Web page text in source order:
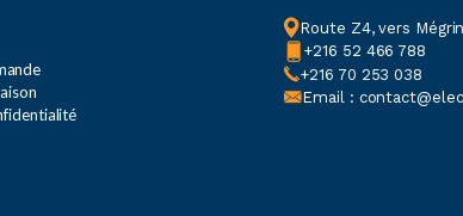
Route Z4, vers
+216 52 466 788
+216 70 253 038
Email :